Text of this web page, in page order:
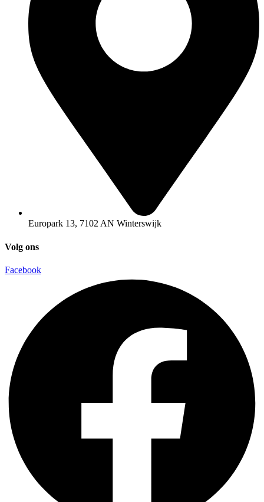
Europark 13, 7102 AN Winterswijk
Volg ons
Facebook